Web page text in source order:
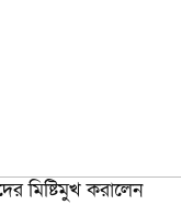
মিষ্টিমুখ করালেন